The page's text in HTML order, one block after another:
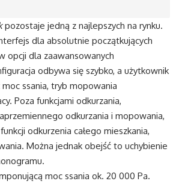
pozostaje jedną z najlepszych na rynku.
dla absolutnie początkujących
opcji dla zaawansowanych
odbywa się szybko, a użytkownik
ssania, tryb mopowania
Poza funkcjami odkurzania,
odkurzania i mopowania,
odkurzenia całego mieszkania,
Można jednak obejść to uchybienie
moc ssania ok. 20 000 Pa.